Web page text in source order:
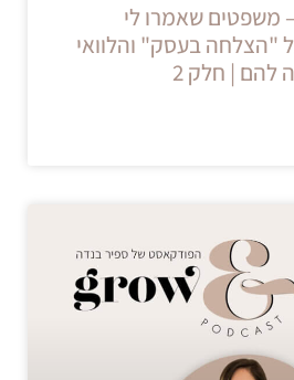
פרק #5 עונה #2 – משפטים שאמרו לי
"הצלחה בעסק" והלוואי
להם | חלק 2